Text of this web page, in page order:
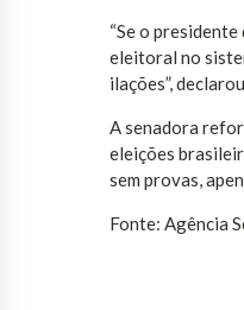
“Se o
eleitoral no
ilações”,
A senadora
eleições
sem provas,
Fonte: Agência